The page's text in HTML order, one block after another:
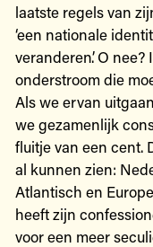
laatste regels van
‘een nationale
veranderen’. O
onderstroom die
Als we ervan
we gezamenlijk
fluitje van een cent.
al kunnen zien:
Atlantisch en
heeft zijn
voor een meer